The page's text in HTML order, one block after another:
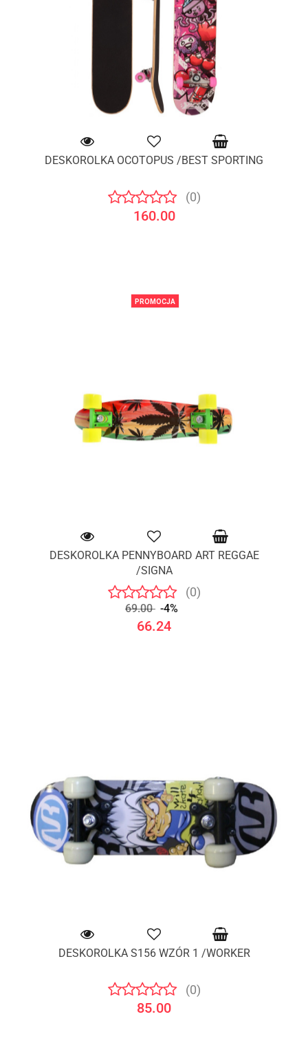
DESKOROLKA OCOTOPUS /BEST SPORTING
(0)
160.00
PROMOCJA
DESKOROLKA PENNYBOARD ART REGGAE
/SIGNA
(0)
69.00 -4%
66.24
DESKOROLKA S156 WZÓR 1 /WORKER
(0)
85.00